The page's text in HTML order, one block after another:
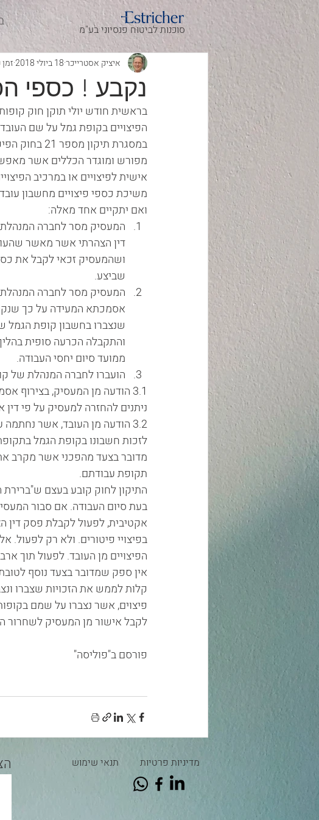
סוכנות לביטוח פנסיוני בע"מ
נקבע ! כספי
איציק אסטרייכר18 ביולי 2018 זמן
בראשית חודש יולי תוקן חוק
הפיצויים בקופת גמל על שם
מפורש ומוגדר הכללים אשר
אישית לפיצויים או במרכיב
משיכת כספי פיצויים מחשבון
ואם יתקיים אחד מאלה:
המעסיק מסר לחברה
דין הצהרתי אשר מאשר
ושהמעסיק זכאי לקבל את
שביצע.
המעסיק מסר לחברה המנהלת
אסמכתא המעידה על כך
שנצברו בחשבון קופת הגמל
והתקבלה הכרעה סופית
ממועד סיום יחסי העבודה.
הועברו לחברה המנהלת של
3.1 הודעה מן המעסיק,
ניתנים להחזרה למעסיק על פי
3.2 הודעה מן העובד, אשר
לזכות חשבונו בקופת הגמל
מדובר בצעד מהפכני אשר מקרב
תקופת עבודתם.
התיקון לחוק קובע בעצם
בעת סיום העבודה. אם סבור
אקטיבית, לפעול לקבלת פסק דין
בפיצויי פיטורים. ולא רק לפעול.
הפיצויים מן העובד. לפעול תוך
אין ספק שמדובר בצעד נוסף
קלות לממש את הזכויות שצברו
פיצוים, אשר נצברו על שמם
לקבל אישור מן המעסיק לשחרור
פורסם ב"פוליסה"
תנאי שימוש מדיניות פרטיות